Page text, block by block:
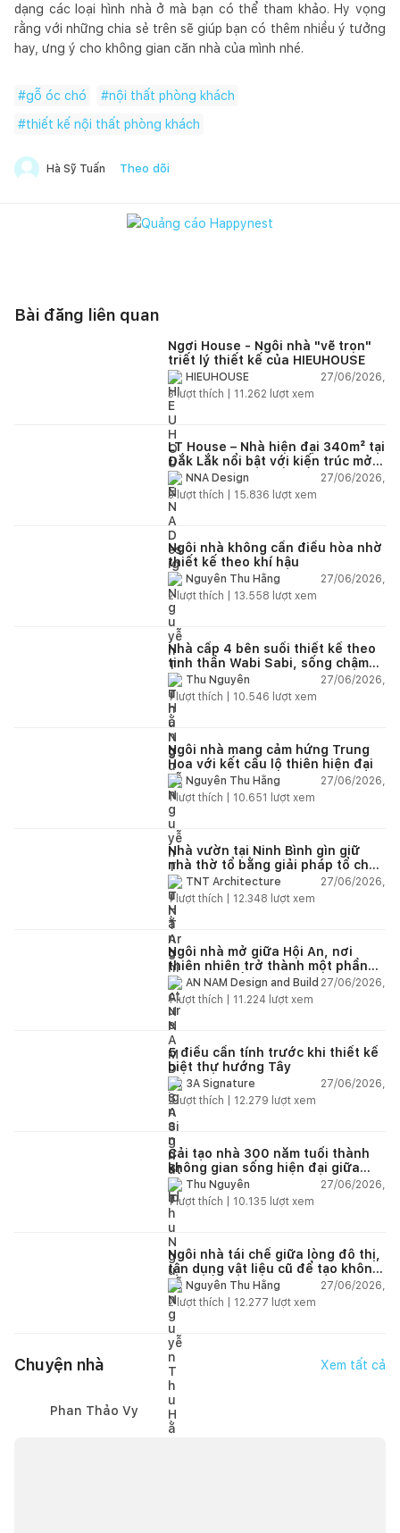
dạng các loại hình nhà ở mà bạn có thể tham khảo. Hy vọng
rằng với những chia sẻ trên sẽ giúp bạn có thêm nhiều ý tưởng
hay, ưng ý cho không gian căn nhà của mình nhé.
#gỗ óc chó #nội thất phòng khách
#thiết kế nội thất phòng khách
Hà Sỹ Tuấn Theo dõi
Bài đăng liên quan
Ngơi House - Ngôi nhà "vẽ trọn"
triết lý thiết kế của HIEUHOUSE
HIEUHOUSE
27/06/2026,
3lượt thích | 11.262 lượt xem
LT House – Nhà hiện đại 340m² tại
Đắk Lắk nổi bật với kiến trúc mở
và hệ sân vườn kết nối thiên
nhiên
NNA Design
27/06/2026,
3lượt thích | 15.836 lượt xem
Ngôi nhà không cần điều hòa nhờ
thiết kế theo khí hậu
Nguyễn Thu Hằng
27/06/2026,
2lượt thích | 13.558 lượt xem
Nhà cấp 4 bên suối thiết kế theo
tinh thần Wabi Sabi, sống chậm
giữa thiên nhiên
Thu Nguyễn
27/06/2026,
1lượt thích | 10.546 lượt xem
Ngôi nhà mang cảm hứng Trung
Hoa với kết cấu lộ thiên hiện đại
Nguyễn Thu Hằng
27/06/2026,
1lượt thích | 10.651 lượt xem
Nhà vườn tại Ninh Bình gìn giữ
nhà thờ tổ bằng giải pháp tổ chức
lại không gian
TNT Architecture
27/06/2026,
1lượt thích | 12.348 lượt xem
Ngôi nhà mở giữa Hội An, nơi
thiên nhiên trở thành một phần
của cuộc sống
AN NAM Design and Build 27/06/2026,
1lượt thích | 11.224 lượt xem
5 điều cần tính trước khi thiết kế
biệt thự hướng Tây
3A Signature
27/06/2026,
2lượt thích | 12.279 lượt xem
Cải tạo nhà 300 năm tuổi thành
không gian sống hiện đại giữa
thiên nhiên
Thu Nguyễn
27/06/2026,
1lượt thích | 10.135 lượt xem
Ngôi nhà tái chế giữa lòng đô thị,
tận dụng vật liệu cũ để tạo không
gian sống linh hoạt
Nguyễn Thu Hằng
27/06/2026,
2lượt thích | 12.277 lượt xem
Chuyện nhà Xem tất cả
Phan Thảo Vy